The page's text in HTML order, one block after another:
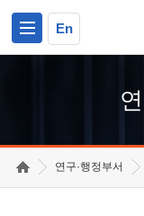
En
연구·행정부서